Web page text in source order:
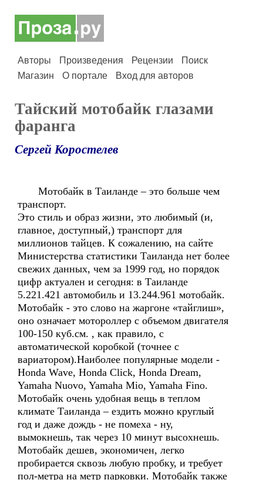
Авторы Произведения Рецензии
Поиск
Магазин
О портале Вход для авторов
Тайский мотобайк глазами
фаранга
Сергей Коростелев
Мотобайк в Таиланде – это больше чем
транспорт.
Это стиль и образ жизни, это любимый (и,
главное, доступный,) транспорт для
миллионов тайцев. К сожалению, на сайте
Министерства статистики Таиланда нет более
свежих данных, чем за 1999 год, но порядок
цифр актуален и сегодня: в Таиланде
5.221.421 автомобиль и 13.244.961 мотобайк.
Мотобайк - это слово на жаргоне «тайглиш»,
оно означает мотороллер с объемом двигателя
100-150 куб.см. , как правило, с
автоматической коробкой (точнее с
вариатором).Наиболее популярные модели -
Honda Wave, Honda Click, Honda Dream,
Yamaha Nuovo, Yamaha Mio, Yamaha Fino.
Мотобайк очень удобная вещь в теплом
климате Таиланда – ездить можно круглый
год и даже дождь - не помеха - ну,
вымокнешь, так через 10 минут высохнешь.
Мотобайк дешев, экономичен, легко
пробирается сквозь любую пробку, и требует
пол-метра на метр парковки. Мотобайк также